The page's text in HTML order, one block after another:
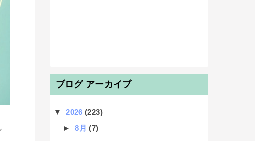
ブログ アーカイブ
▼2026(223)
►8月(7)